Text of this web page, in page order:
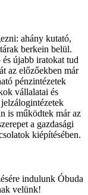
ahány kutató,
berkein belül.
újabb iratokat tud
az előzőekben már
pénzintézetek
vállalatai és
is működtek már az
a gazdasági
kiépítésében.
indulunk Óbuda
velünk!